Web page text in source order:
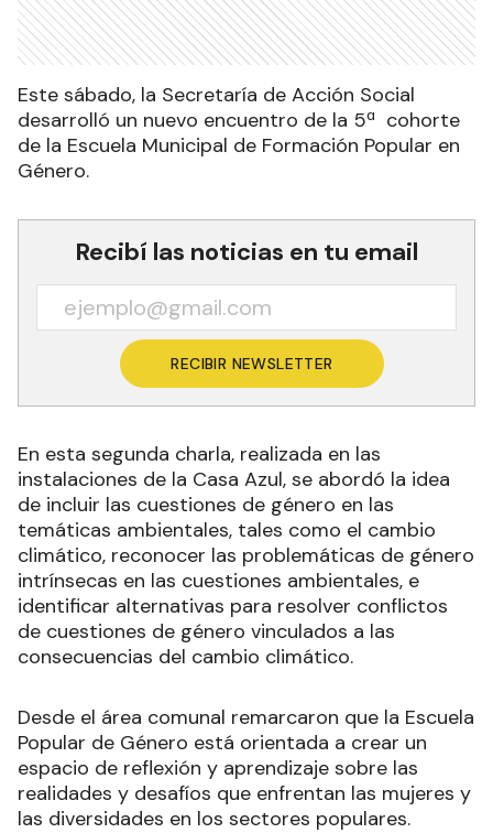
Este sábado, la Secretaría de Acción Social
desarrolló un nuevo encuentro de la 5ª cohorte
de la Escuela Municipal de Formación Popular en
Género.
Recibí las noticias en tu email
RECIBIR NEWSLETTER
En esta segunda charla, realizada en las
instalaciones de la Casa Azul, se abordó la idea
de incluir las cuestiones de género en las
temáticas ambientales, tales como el cambio
climático, reconocer las problemáticas de género
intrínsecas en las cuestiones ambientales, e
identificar alternativas para resolver conflictos
de cuestiones de género vinculados a las
consecuencias del cambio climático.
Desde el área comunal remarcaron que la Escuela
Popular de Género está orientada a crear un
espacio de reflexión y aprendizaje sobre las
realidades y desafíos que enfrentan las mujeres y
las diversidades en los sectores populares.